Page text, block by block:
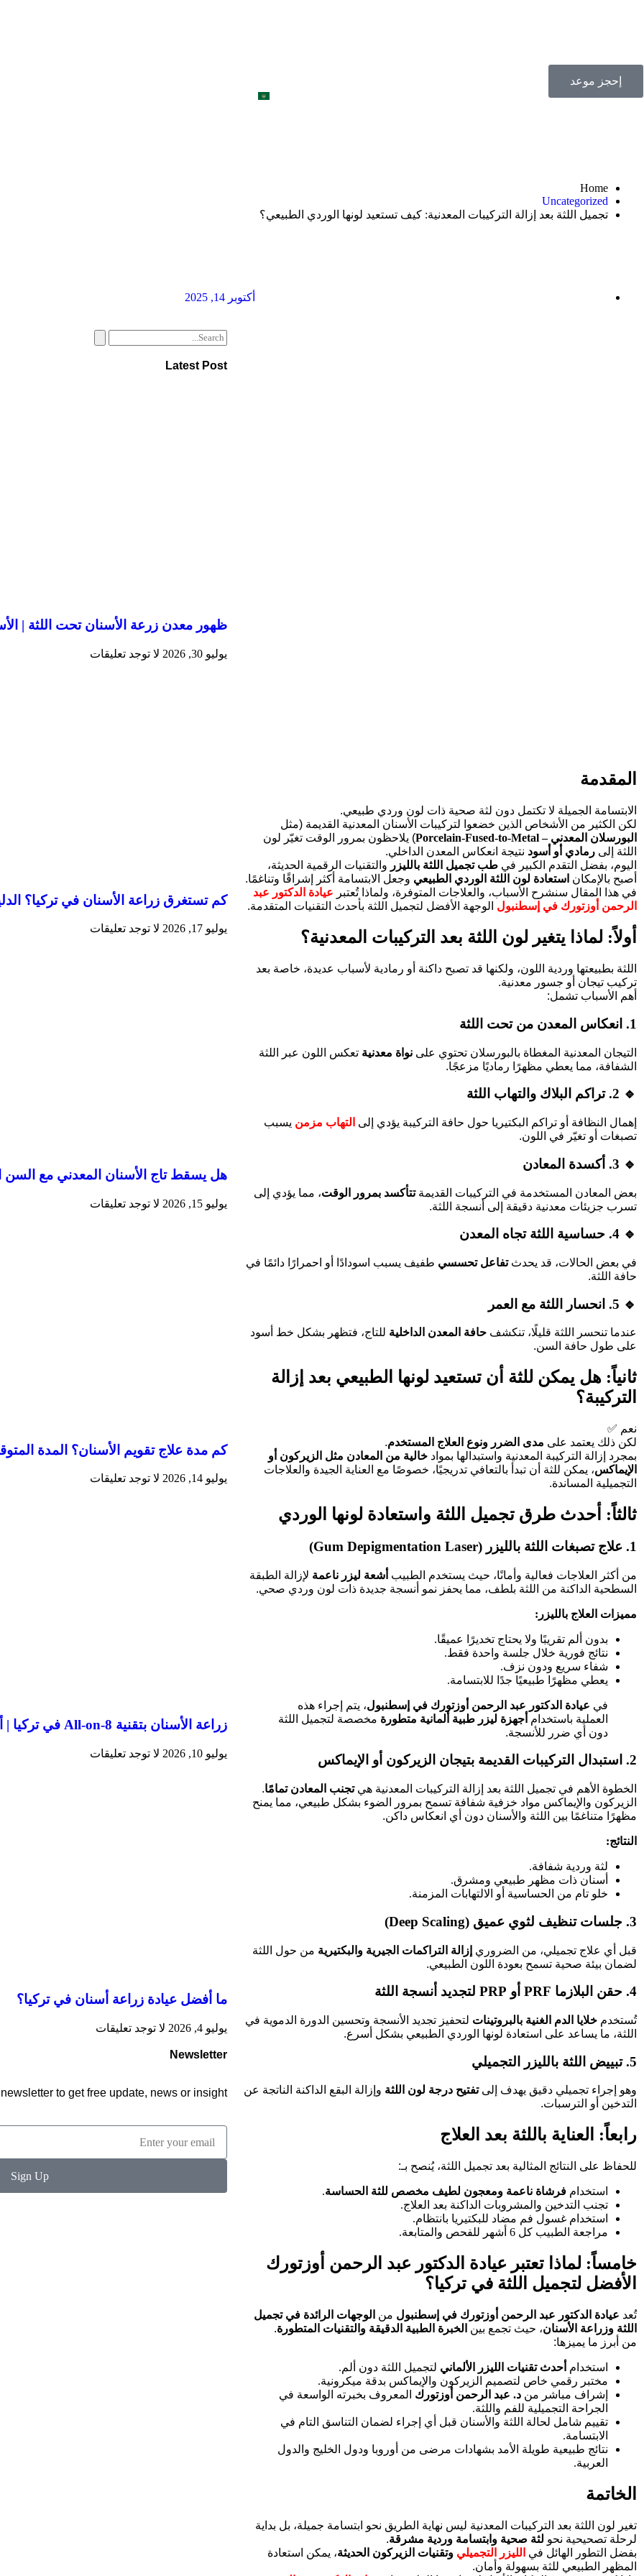
إحجز موعد
Home
Uncategorized
تجميل اللثة بعد إزالة التركيبات المعدنية: كيف تستعيد لونها الوردي الطبيعي؟
أكتوبر 14, 2025
المقدمة
الابتسامة الجميلة لا تكتمل دون لثة صحية ذات لون وردي طبيعي.
لكن الكثير من الأشخاص الذين خضعوا لتركيبات الأسنان المعدنية القديمة (مثل
البورسلان المعدني – Porcelain-Fused-to-Metal
) يلاحظون بمرور الوقت تغيّر لون
اللثة إلى رمادي أو أسود نتيجة انعكاس المعدن الداخلي.
اليوم، بفضل التقدم الكبير في طب تجميل اللثة بالليزر والتقنيات الرقمية الحديثة،
أصبح بالإمكان استعادة لون اللثة الوردي الطبيعي وجعل الابتسامة أكثر إشراقًا وتناغمًا.
في هذا المقال سنشرح الأسباب، والعلاجات المتوفرة، ولماذا تُعتبر عيادة الدكتور عبد
الرحمن أوزتورك في إسطنبول الوجهة الأفضل لتجميل اللثة بأحدث التقنيات المتقدمة.
أولاً: لماذا يتغير لون اللثة بعد التركيبات المعدنية؟
اللثة بطبيعتها وردية اللون، ولكنها قد تصبح داكنة أو رمادية لأسباب عديدة، خاصة بعد
تركيب تيجان أو جسور معدنية.
أهم الأسباب تشمل:
1. انعكاس المعدن من تحت اللثة
التيجان المعدنية المغطاة بالبورسلان تحتوي على نواة معدنية تعكس اللون عبر اللثة
الشفافة، مما يعطي مظهرًا رماديًا مزعجًا.
🔹 2. تراكم البلاك والتهاب اللثة
إهمال النظافة أو تراكم البكتيريا حول حافة التركيبة يؤدي إلى التهاب مزمن يسبب
تصبغات أو تغيّر في اللون.
🔹 3. أكسدة المعادن
بعض المعادن المستخدمة في التركيبات القديمةتتأكسد بمرور الوقت، مما يؤدي إلى
تسرب جزيئات معدنية دقيقة إلى أنسجة اللثة.
🔹 4. حساسية اللثة تجاه المعدن
في بعض الحالات، قد يحدثتفاعل تحسسي طفيف يسبب اسودادًا أو احمرارًا دائمًا في
حافة اللثة.
🔹 5. انحسار اللثة مع العمر
عندما تنحسر اللثة قليلًا، تنكشف حافة المعدن الداخلية للتاج، فتظهر بشكل خط أسود
على طول حافة السن.
ثانياً: هل يمكن للثة أن تستعيد لونها الطبيعي بعد إزالة
التركيبة؟
نعم ✅
لكن ذلك يعتمد على مدى الضرر ونوع العلاج المستخدم.
بمجرد إزالة التركيبة المعدنية واستبدالها بمواد خالية من المعادن مثل الزيركون أو
الإيماكس، يمكن للثة أن تبدأ بالتعافي تدريجيًا، خصوصًا مع العناية الجيدة والعلاجات
التجميلية المساندة.
ثالثاً: أحدث طرق تجميل اللثة واستعادة لونها الوردي
1. علاج تصبغات اللثة بالليزر (Gum Depigmentation Laser)
من أكثر العلاجات فعالية وأمانًا، حيث يستخدم الطبيب أشعة ليزر ناعمة لإزالة الطبقة
السطحية الداكنة من اللثة بلطف، مما يحفز نمو أنسجة جديدة ذات لون وردي صحي.
مميزات العلاج بالليزر:
بدون ألم تقريبًا ولا يحتاج تخديرًا عميقًا.
نتائج فورية خلال جلسة واحدة فقط.
شفاء سريع ودون نزف.
يعطي مظهرًا طبيعيًا جدًا للابتسامة.
في عيادة الدكتور عبد الرحمن أوزتورك في إسطنبول، يتم إجراء هذه
العملية باستخدام أجهزة ليزر طبية ألمانية متطورة مخصصة لتجميل اللثة
دون أي ضرر للأنسجة.
2. استبدال التركيبات القديمة بتيجان الزيركون أو الإيماكس
الخطوة الأهم في تجميل اللثة بعد إزالة التركيبات المعدنية هيتجنب المعادن تمامًا.
الزيركون والإيماكس مواد خزفية شفافة تسمح بمرور الضوء بشكل طبيعي، مما يمنح
مظهرًا متناغمًا بين اللثة والأسنان دون أي انعكاس داكن.
النتائج:
لثة وردية شفافة.
أسنان ذات مظهر طبيعي ومشرق.
خلو تام من الحساسية أو الالتهابات المزمنة.
3. جلسات تنظيف لثوي عميق (Deep Scaling)
قبل أي علاج تجميلي، من الضروري إزالة التراكمات الجيرية والبكتيرية من حول اللثة
لضمان بيئة صحية تسمح بعودة اللون الطبيعي.
4. حقن البلازما PRF أو PRP لتجديد أنسجة اللثة
تُستخدم خلايا الدم الغنية بالبروتينات لتحفيز تجديد الأنسجة وتحسين الدورة الدموية في
اللثة، ما يساعد على استعادة لونها الوردي الطبيعي بشكل أسرع.
5. تبييض اللثة بالليزر التجميلي
وهو إجراء تجميلي دقيق يهدف إلىتفتيح درجة لون اللثة وإزالة البقع الداكنة الناتجة عن
التدخين أو الترسبات.
رابعاً: العناية باللثة بعد العلاج
للحفاظ على النتائج المثالية بعد تجميل اللثة، يُنصح بـ:
استخدام فرشاة ناعمة ومعجون لطيف مخصص للثة الحساسة.
تجنب التدخين والمشروبات الداكنة بعد العلاج.
استخدام غسول فم مضاد للبكتيريا بانتظام.
مراجعة الطبيب كل 6 أشهر للفحص والمتابعة.
خامساً: لماذا تعتبر عيادة الدكتور عبد الرحمن أوزتورك
الأفضل لتجميل اللثة في تركيا؟
تُعد عيادة الدكتور عبد الرحمن أوزتورك في إسطنبول من الوجهات الرائدة في تجميل
اللثة وزراعة الأسنان، حيث تجمع بين الخبرة الطبية الدقيقة والتقنيات المتطورة.
من أبرز ما يميزها:
استخدام أحدث تقنيات الليزر الألماني لتجميل اللثة دون ألم.
مختبر رقمي خاص لتصميم الزيركون والإيماكس بدقة ميكرونية.
إشراف مباشر من د. عبد الرحمن أوزتورك المعروف بخبرته الواسعة في
الجراحة التجميلية للفم واللثة.
تقييم شامل لحالة اللثة والأسنان قبل أي إجراء لضمان التناسق التام في
الابتسامة.
نتائج طبيعية طويلة الأمد بشهادات مرضى من أوروبا ودول الخليج والدول
العربية.
الخاتمة
تغير لون اللثة بعد التركيبات المعدنية ليس نهاية الطريق نحو ابتسامة جميلة، بل بداية
لرحلة تصحيحية نحو لثة صحية وابتسامة وردية مشرقة.
بفضل التطور الهائل في الليزر التجميلي وتقنيات الزيركون الحديثة، يمكن استعادة
المظهر الطبيعي للثة بسهولة وأمان.
Latest Post
ظهور معدن زرعة الأسنان تحت اللثة |
يوليو 30, 2026 لا توجد تعليقات
كم تستغرق زراعة الأسنان في تركيا؟
يوليو 17, 2026 لا توجد تعليقات
هل يسقط تاج الأسنان المعدني مع السن
يوليو 15, 2026 لا توجد تعليقات
كم مدة علاج تقويم الأسنان؟ المدة
يوليو 14, 2026 لا توجد تعليقات
زراعة الأسنان بتقنية All-on-8 في تركيا | أسنان ثابتة للفك الكامل
يوليو 10, 2026 لا توجد تعليقات
ما أفضل عيادة زراعة أسنان في تركيا؟
يوليو 4, 2026 لا توجد تعليقات
Newsletter
to get free update, news or insight.
Sign Up